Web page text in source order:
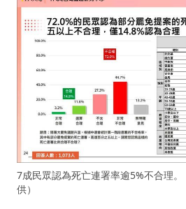
7成民眾認為死亡連署率逾5%不合理
供）